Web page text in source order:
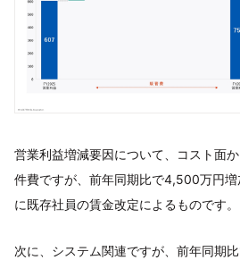
営業利益増減要因について、コスト面
件費ですが、前年同期比で4,500万円
に既存社員の賃金改定によるものです。
次に、システム関連ですが、前年同期